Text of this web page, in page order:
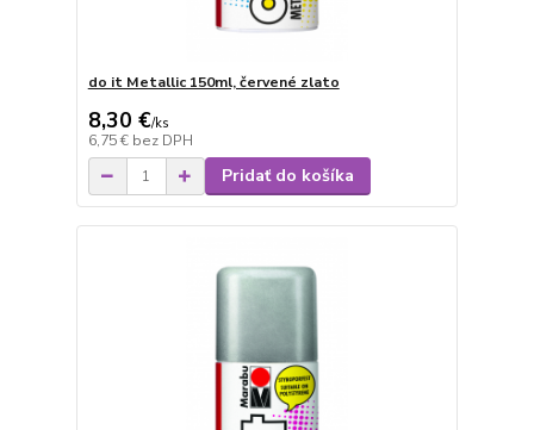
do it Metallic 150ml, červené zlato
8,30 €/ks
6,75 € bez DPH
Pridať do košíka